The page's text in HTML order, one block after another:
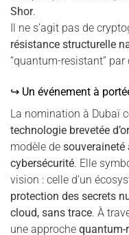
Shor.
Il ne s’agit pas de
résistance structurelle
“quantum-resistant”
↪ Un événement à
La nomination à Dubaï
technologie brevetée
modèle de souveraineté
cybersécurité. Elle
vision : celle d’un
protection des secrets
cloud, sans trace. À
une approche quantum-